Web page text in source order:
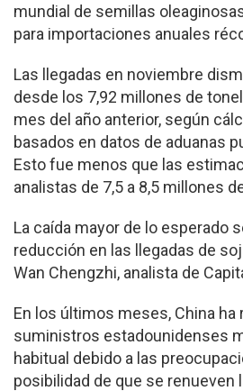
mundial de semillas
para importaciones anuales
Las llegadas en noviembre
desde los 7,92 millones de
mes del año anterior, según
basados ​​en datos de aduanas
Esto fue menos que las
analistas de 7,5 a 8,5 millones
La caída mayor de lo esperado
reducción en las llegadas de
Wan Chengzhi, analista de
En los últimos meses, China ha
suministros estadounidenses
habitual debido a las
posibilidad de que se renueven